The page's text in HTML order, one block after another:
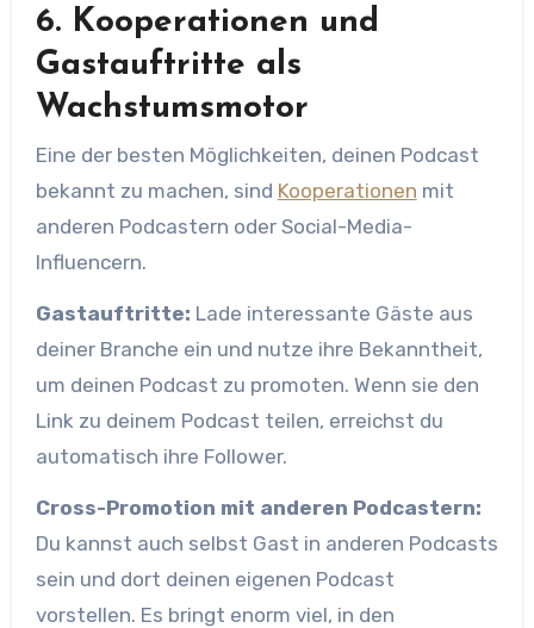
6. Kooperationen und
Gastauftritte als
Wachstumsmotor
Eine der besten Möglichkeiten, deinen Podcast
bekannt zu machen, sind Kooperationen mit
anderen Podcastern oder Social-Media-
Influencern.
Gastauftritte: Lade interessante Gäste aus
deiner Branche ein und nutze ihre Bekanntheit,
um deinen Podcast zu promoten. Wenn sie den
Link zu deinem Podcast teilen, erreichst du
automatisch ihre Follower.
Cross-Promotion mit anderen Podcastern:
Du kannst auch selbst Gast in anderen Podcasts
sein und dort deinen eigenen Podcast
vorstellen. Es bringt enorm viel, in den